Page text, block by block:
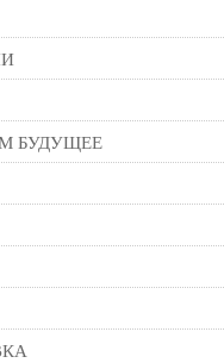
БУДУЩЕЕ